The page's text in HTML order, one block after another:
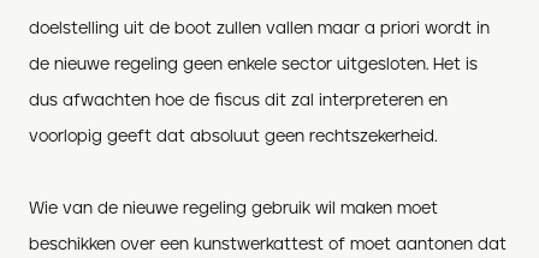
doelstelling uit de boot zullen vallen maar a priori wordt in
de nieuwe regeling geen enkele sector uitgesloten. Het is
dus afwachten hoe de fiscus dit zal interpreteren en
voorlopig geeft dat absoluut geen rechtszekerheid.
Wie van de nieuwe regeling gebruik wil maken moet
beschikken over een kunstwerkattest of moet aantonen dat